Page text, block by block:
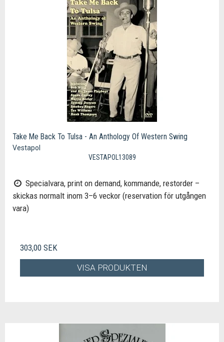
Take Me Back To Tulsa - An Anthology Of Western Swing
Vestapol
VESTAPOL13089
Specialvara, print on demand, kommande, restorder –
skickas normalt inom 3–6 veckor (reservation för utgången
vara)
303,00 SEK
VISA PRODUKTEN